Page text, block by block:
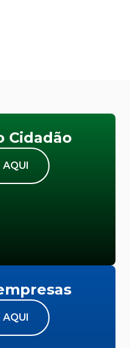
Cidadão
AQUI
AQUI